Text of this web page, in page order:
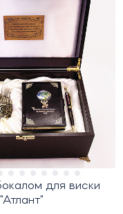
для виски
"Атлант"